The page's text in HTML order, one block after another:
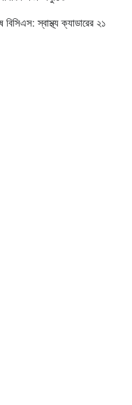
বিসিএস: স্বাস্থ্য ক্যাডারের ২১